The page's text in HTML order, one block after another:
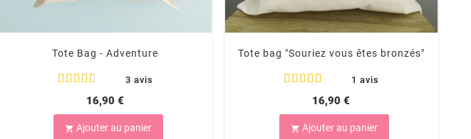
Tote Bag - Adventure
3 avis
16,90 €
 Ajouter au panier
Tote bag "Souriez vous êtes bronzés"
1 avis
16,90 €
 Ajouter au panier